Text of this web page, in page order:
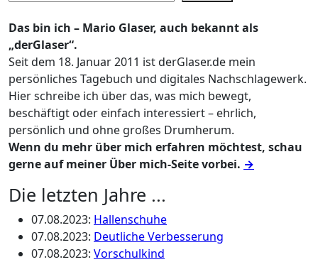
Das bin ich – Mario Glaser, auch bekannt als
„derGlaser“.
Seit dem 18. Januar 2011 ist derGlaser.de mein
persönliches Tagebuch und digitales Nachschlagewerk.
Hier schreibe ich über das, was mich bewegt,
beschäftigt oder einfach interessiert – ehrlich,
persönlich und ohne großes Drumherum.
Wenn du mehr über mich erfahren möchtest, schau
gerne auf meiner Über mich-Seite vorbei. →
Die letzten Jahre ...
07.08.2023: Hallenschuhe
07.08.2023: Deutliche Verbesserung
07.08.2023: Vorschulkind